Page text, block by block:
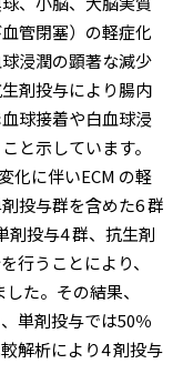
管閉塞）の軽症化
浸潤の顕著な減少
剤投与により腸内
球接着や⽩⾎球浸
と⽰しています。
化に伴いECM の軽
投与群を含めた6 群
剤投与4 群、抗⽣剤
⾏うことにより、
た。その結果、
単剤投与では50％
解析により4 剤投与